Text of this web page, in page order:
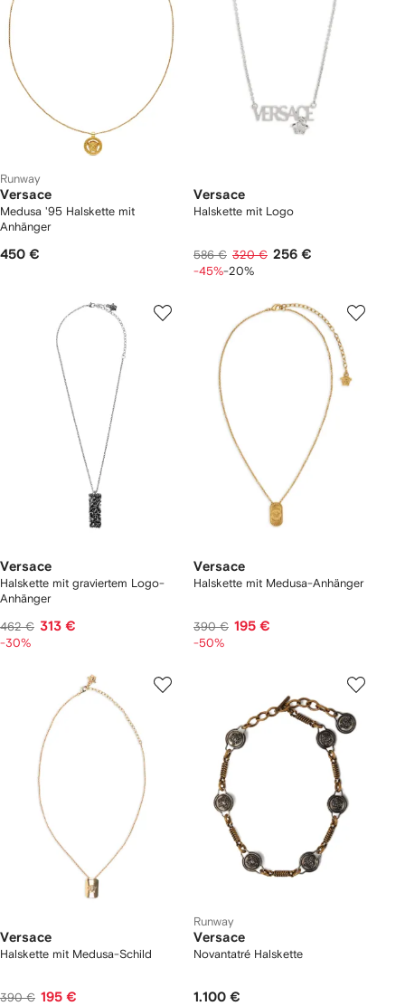
Runway
Versace
Medusa '95 Halskette mit
Anhänger
450 €
Versace
Halskette mit Logo
586 € 320 € 256 €
-45%-20%
Versace
Halskette mit graviertem Logo-
Anhänger
462 € 313 €
-30%
Versace
Halskette mit Medusa-Anhänger
390 € 195 €
-50%
Versace
Halskette mit Medusa-Schild
390 € 195 €
Runway
Versace
Novantatré Halskette
1.100 €